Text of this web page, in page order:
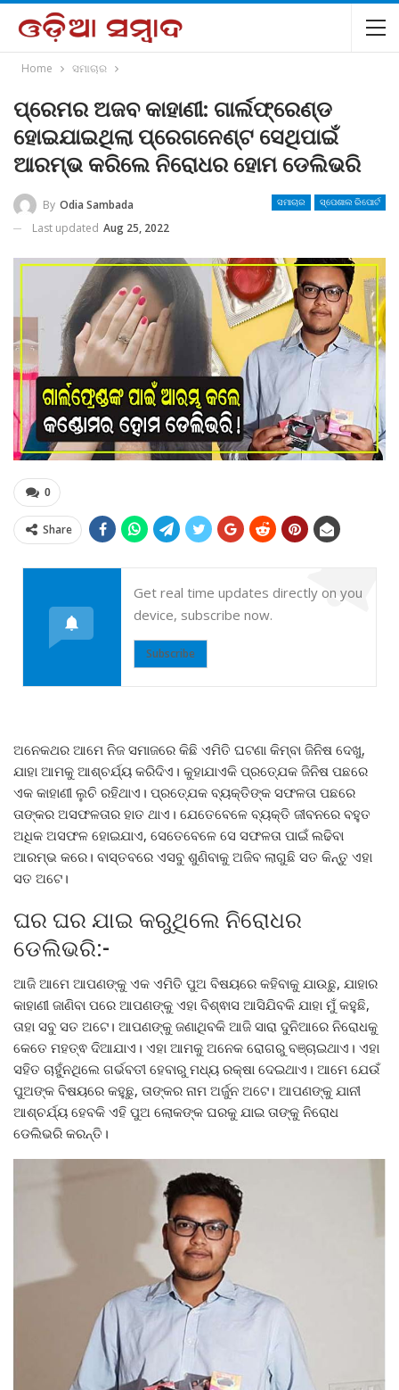
Home ସମାଚାର
ପ୍ରେମର ଅଜବ କାହାଣୀ: ଗାର୍ଲଫ୍ରେଣ୍ଡ
ହୋଇଯାଇଥିଲା ପ୍ରେଗନେଣ୍ଟ ସେଥିପାଇଁ
ଆରମ୍ଭ କରିଲେ ନିରୋଧର ହୋମ ଡେଲିଭରି
ସମାଚାର ସ୍ପେଶାଲ ରିପୋର୍ଟ
By Odia Sambada
Last updated Aug 25, 2022
0
Share
Get real time updates directly on you
device, subscribe now.
Subscribe
ଅନେକଥର ଆମେ ନିଜ ସମାଜରେ କିଛି ଏମିତି ଘଟଣା କିମ୍ବା ଜିନିଷ ଦେଖୁ,
ଯାହା ଆମକୁ ଆଶ୍ଚର୍ଯ୍ୟ କରିଦିଏ। କୁହାଯାଏକି ପ୍ରତ୍ଯେକ ଜିନିଷ ପଛରେ
ଏକ କାହାଣୀ ଲୁଚି ରହିଥାଏ। ପ୍ରତ୍ଯେକ ବ୍ୟକ୍ତିଙ୍କ ସଫଳତା ପଛରେ
ତାଙ୍କର ଅସଫଳତାର ହାତ ଥାଏ। ଯେତେବେଳେ ବ୍ୟକ୍ତି ଜୀବନରେ ବହୁତ
ଅଧିକ ଅସଫଳ ହୋଇଯାଏ, ସେତେବେଳେ ସେ ସଫଳତା ପାଇଁ ଲଢିବା
ଆରମ୍ଭ କରେ। ବାସ୍ତବରେ ଏସବୁ ଶୁଣିବାକୁ ଅଜିବ ଲାଗୁଛି ସତ କିନ୍ତୁ ଏହା
ସତ ଅଟେ।
ଘର ଘର ଯାଇ କରୁଥିଲେ ନିରୋଧର
ଡେଲିଭରି:-
ଆଜି ଆମେ ଆପଣଙ୍କୁ ଏକ ଏମିତି ପୁଅ ବିଷୟରେ କହିବାକୁ ଯାଉଛୁ, ଯାହାର
କାହାଣୀ ଜାଣିବା ପରେ ଆପଣଙ୍କୁ ଏହା ବିଶ୍ଵାସ ଆସିଯିବକି ଯାହା ମୁଁ କହୁଛି,
ତାହା ସବୁ ସତ ଅଟେ। ଆପଣଙ୍କୁ ଜଣାଥିବକି ଆଜି ସାରା ଦୁନିଆରେ ନିରୋଧକୁ
କେତେ ମହତ୍ଵ ଦିଆଯାଏ। ଏହା ଆମକୁ ଅନେକ ରୋଗରୁ ବଞ୍ଚାଇଥାଏ। ଏହା
ସହିତ ଚାହୁଁନଥିଲେ ଗର୍ଭବତୀ ହେବାରୁ ମଧ୍ୟ ରକ୍ଷା ଦେଇଥାଏ। ଆମେ ଯେଉଁ
ପୁଅଙ୍କ ବିଷୟରେ କହୁଛୁ, ତାଙ୍କର ନାମ ଅର୍ଜୁନ ଅଟେ। ଆପଣଙ୍କୁ ଯାନୀ
ଆଶ୍ଚର୍ଯ୍ୟ ହେବକି ଏହି ପୁଅ ଲୋକଙ୍କ ଘରକୁ ଯାଇ ତାଙ୍କୁ ନିରୋଧ
ଡେଲିଭରି କରନ୍ତି।